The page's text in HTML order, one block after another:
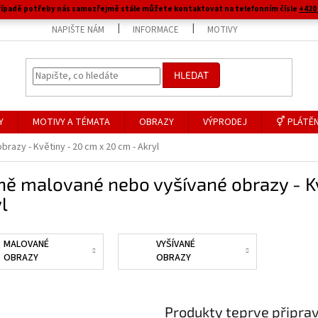
potřeby nás samozřejmě stále můžete kontaktovat na telefonním čísle +420
NAPIŠTE NÁM INFORMACE MOTIVY
HLEDAT
MOTIVY A TÉMATA OBRAZY VÝPRODEJ ⚥
- Květiny - 20 cm x 20 cm - Akryl
malované nebo vyšívané obrazy -
MALOVANÉ
OBRAZY
VYŠÍVANÉ
OBRAZY
Produkty teprve